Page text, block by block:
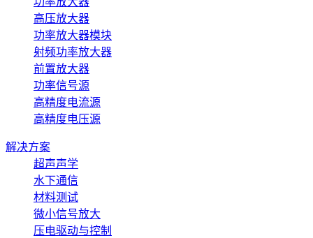
高压放大器
功率放大器模块
射频功率放大器
前置放大器
功率信号源
高精度电流源
高精度电压源
解决方案
超声声学
水下通信
材料测试
微小信号放大
压电驱动与控制